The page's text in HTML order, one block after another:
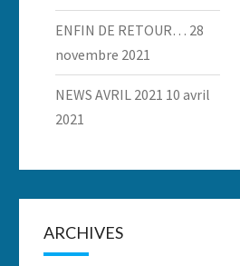
ENFIN DE RETOUR… 28
novembre 2021
NEWS AVRIL 2021 10 avril
2021
ARCHIVES